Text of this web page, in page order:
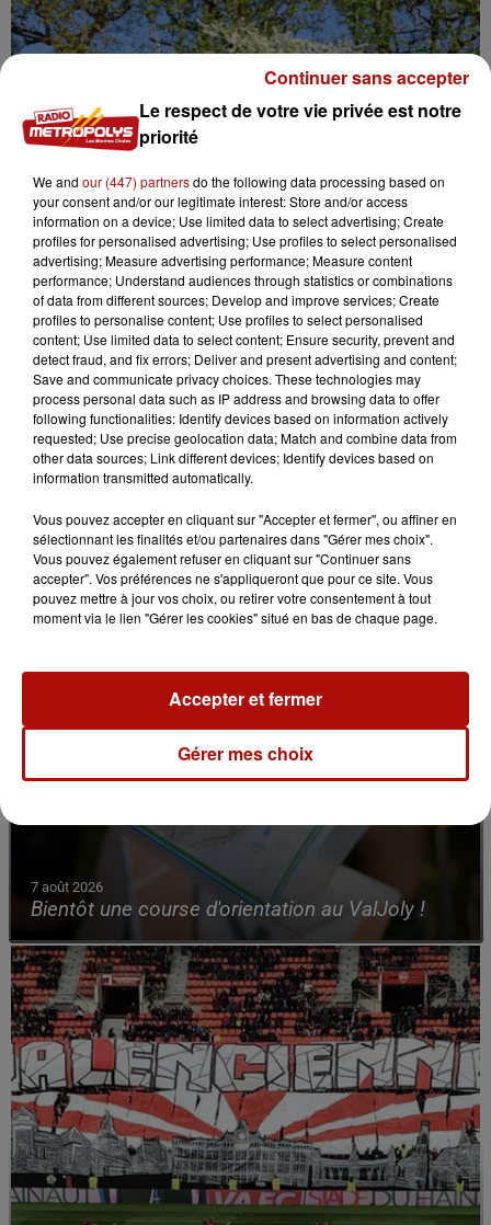
7 août 2026
Le Jardin des plantes veut devenir Jardin
botanique
7 août 2026
Bientôt une course d'orientation au ValJoly !
Le respect de votre vie privée est notre
priorité
We and our (447) partnersdo the following data processing based on
your consent and/or our legitimate interest: Store and/or access
information on a device; Use limited data to select advertising; Create
profiles for personalised advertising; Use profiles to select personalised
advertising; Measure advertising performance; Measure content
performance; Understand audiences through statistics or combinations
of data from different sources; Develop and improve services; Create
profiles to personalise content; Use profiles to select personalised
content; Use limited data to select content; Ensure security, prevent and
detect fraud, and fix errors; Deliver and present advertising and content;
Save and communicate privacy choices. These technologies may
process personal data such as IP address and browsing data to offer
following functionalities: Identify devices based on information actively
requested; Use precise geolocation data; Match and combine data from
other data sources; Link different devices; Identify devices based on
information transmitted automatically.
Vous pouvez accepter en cliquant sur "Accepter et fermer", ou affiner en
sélectionnant les finalités et/ou partenaires dans "Gérer mes choix".
Vous pouvez également refuser en cliquant sur "Continuer sans
accepter". Vos préférences ne s'appliqueront que pour ce site. Vous
pouvez mettre à jour vos choix, ou retirer votre consentement à tout
moment via le lien "Gérer les cookies" situé en bas de chaque page.
Gérer mes choix
Accepter et fermer
Continuer sans accepter